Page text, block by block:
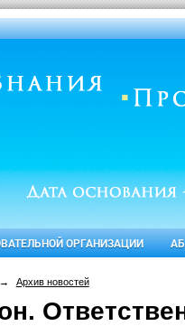
ОРГАНИЗАЦИИ
→ Архив новостей